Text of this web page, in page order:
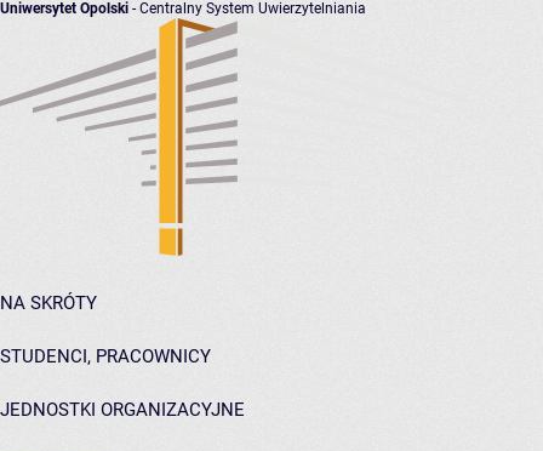
Uniwersytet Opolski - Centralny System Uwierzytelniania
NA SKRÓTY
STUDENCI, PRACOWNICY
JEDNOSTKI ORGANIZACYJNE